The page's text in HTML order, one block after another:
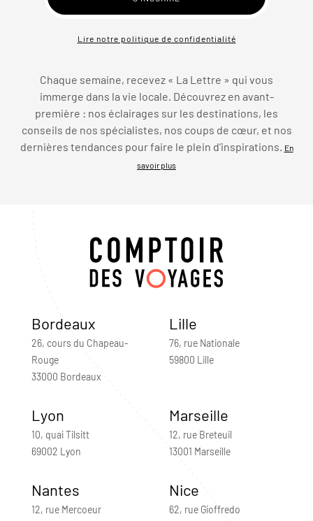
Lire notre politique de confidentialité
Chaque semaine, recevez « La Lettre » qui vous
immerge dans la vie locale. Découvrez en avant-
première : nos éclairages sur les destinations, les
conseils de nos spécialistes, nos coups de cœur, et nos
dernières tendances pour faire le plein d’inspirations.
En
savoir plus
Bordeaux
26, cours du Chapeau-
Rouge
33000 Bordeaux
Lille
76, rue Nationale
59800 Lille
Lyon
10, quai Tilsitt
69002 Lyon
Marseille
12, rue Breteuil
13001 Marseille
Nantes
12, rue Mercoeur
Nice
62, rue Gioffredo